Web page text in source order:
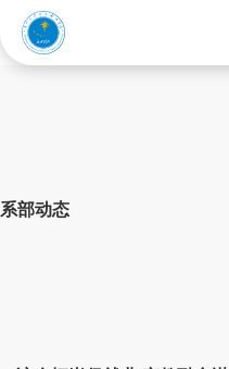
乡村建设
系部动态